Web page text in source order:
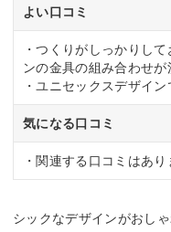
よい口コミ
・つくりがしっかりし
ンの金具の組み合わせが
・ユニセックスデザイ
気になる口コミ
・関連する口コミはあり
シックなデザインがおし